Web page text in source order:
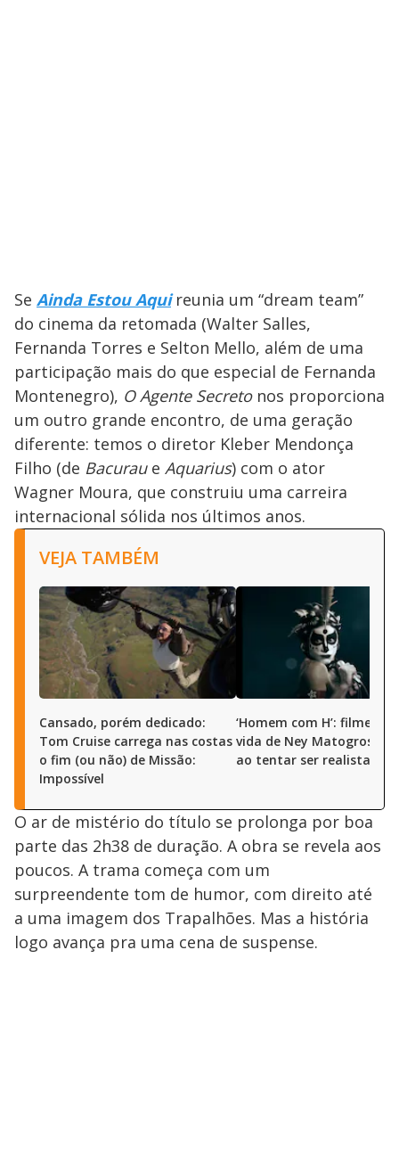
Se Ainda Estou Aquireunia um “dream team”
do cinema da retomada (Walter Salles,
Fernanda Torres e Selton Mello, além de uma
participação mais do que especial de Fernanda
Montenegro), O Agente Secretonos proporciona
um outro grande encontro, de uma geração
diferente: temos o diretor Kleber Mendonça
Filho (de Bacurau e Aquarius) com o ator
Wagner Moura, que construiu uma carreira
internacional sólida nos últimos anos.
VEJA TAMBÉM
Cansado, porém dedicado:
Tom Cruise carrega nas costas
o fim (ou não) de Missão:
Impossível
‘Homem com H’: filme
vida de Ney Matogrosso
ao tentar ser realista
O ar de mistério do título se prolonga por boa
parte das 2h38 de duração. A obra se revela aos
poucos. A trama começa com um
surpreendente tom de humor, com direito até
a uma imagem dos Trapalhões. Mas a história
logo avança pra uma cena de suspense.